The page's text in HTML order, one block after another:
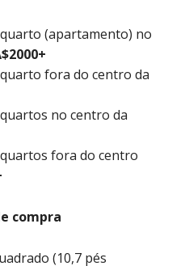
(apartamento) no
2000+
fora do centro da
no centro da
fora do centro
compra
(10,7 pés